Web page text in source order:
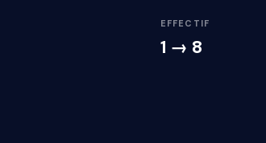
EFFECTIF
1 → 8